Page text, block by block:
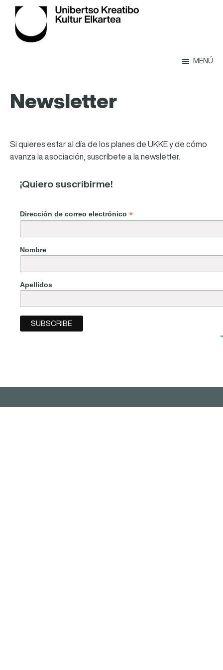
Saltar
contenido
principal
MENÚ
Newsletter
Si quieres estar al día de los planes de UKKE y de cómo
avanza la asociación, suscríbete a la newsletter.
¡Quiero suscribirme!
Dirección de correo electrónico *
Nombre
Apellidos